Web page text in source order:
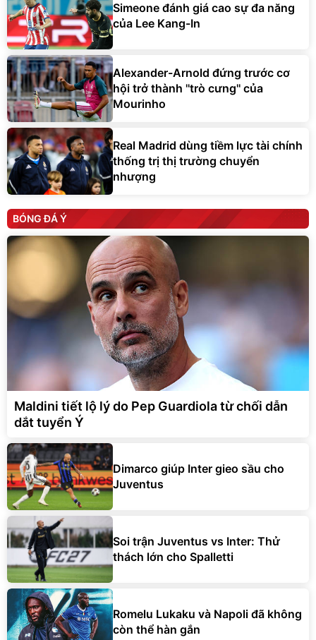
Simeone đánh giá cao sự đa năng
của Lee Kang-In
Alexander-Arnold đứng trước cơ
hội trở thành ''trò cưng'' của
Mourinho
Real Madrid dùng tiềm lực tài chính
thống trị thị trường chuyển
nhượng
BÓNG ĐÁ Ý
Maldini tiết lộ lý do Pep Guardiola từ chối dẫn
dắt tuyển Ý
Dimarco giúp Inter gieo sầu cho
Juventus
Soi trận Juventus vs Inter: Thử
thách lớn cho Spalletti
Romelu Lukaku và Napoli đã không
còn thể hàn gắn